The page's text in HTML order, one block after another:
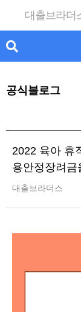
대출브라더
공식블로그
2022 육아 휴
용안정장려금
대출브라더스